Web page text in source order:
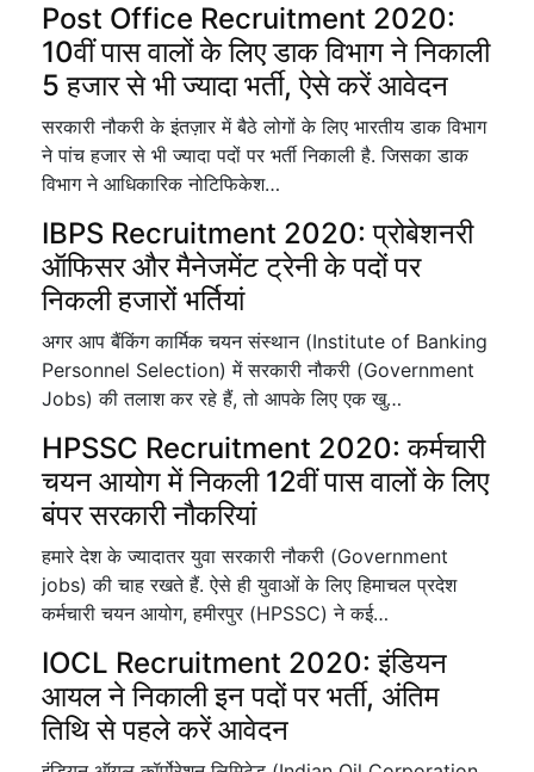
Post Office Recruitment 2020:
10वीं पास वालों के लिए डाक विभाग ने निकाली
5 हजार से भी ज्यादा भर्ती, ऐसे करें आवेदन
सरकारी नौकरी के इंतज़ार में बैठे लोगों के लिए भारतीय डाक विभाग
ने पांच हजार से भी ज्यादा पदों पर भर्ती निकाली है. जिसका डाक
विभाग ने आधिकारिक नोटिफिकेश…
IBPS Recruitment 2020: प्रोबेशनरी
ऑफिसर और मैनेजमेंट ट्रेनी के पदों पर
निकली हजारों भर्तियां
अगर आप बैंकिंग कार्मिक चयन संस्थान (Institute of Banking
Personnel Selection) में सरकारी नौकरी (Government
Jobs) की तलाश कर रहे हैं, तो आपके लिए एक खु…
HPSSC Recruitment 2020: कर्मचारी
चयन आयोग में निकली 12वीं पास वालों के लिए
बंपर सरकारी नौकरियां
हमारे देश के ज्यादातर युवा सरकारी नौकरी (Government
jobs) की चाह रखते हैं. ऐसे ही युवाओं के लिए हिमाचल प्रदेश
कर्मचारी चयन आयोग, हमीरपुर (HPSSC) ने कई…
IOCL Recruitment 2020: इंडियन
आयल ने निकाली इन पदों पर भर्ती, अंतिम
तिथि से पहले करें आवेदन